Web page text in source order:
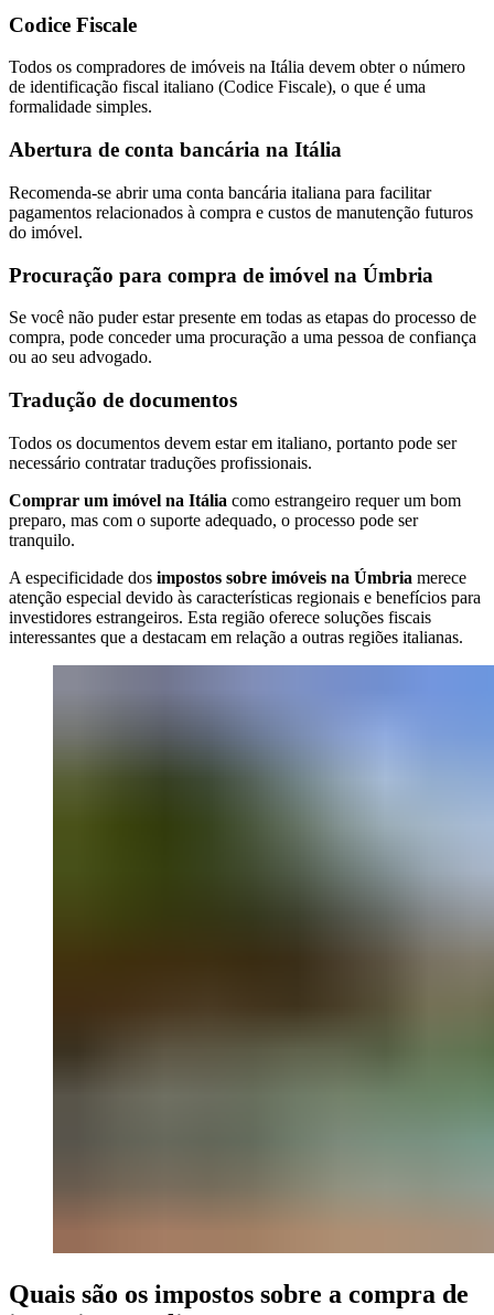
Codice Fiscale
Todos os compradores de imóveis na Itália devem obter o número
de identificação fiscal italiano (Codice Fiscale), o que é uma
formalidade simples.
Abertura de conta bancária na Itália
Recomenda-se abrir uma conta bancária italiana para facilitar
pagamentos relacionados à compra e custos de manutenção futuros
do imóvel.
Procuração para compra de imóvel na Úmbria
Se você não puder estar presente em todas as etapas do processo de
compra, pode conceder uma procuração a uma pessoa de confiança
ou ao seu advogado.
Tradução de documentos
Todos os documentos devem estar em italiano, portanto pode ser
necessário contratar traduções profissionais.
Comprar um imóvel na Itália como estrangeiro requer um bom
preparo, mas com o suporte adequado, o processo pode ser
tranquilo.
A especificidade dos impostos sobre imóveis na Úmbria merece
atenção especial devido às características regionais e benefícios para
investidores estrangeiros. Esta região oferece soluções fiscais
interessantes que a destacam em relação a outras regiões italianas.
Quais são os impostos sobre a compra de